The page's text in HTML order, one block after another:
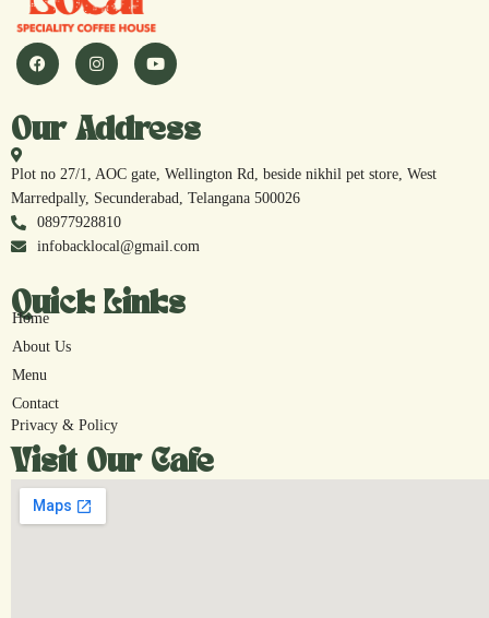
Our Address
Plot no 27/1, AOC gate, Wellington Rd, beside nikhil pet store, West
Marredpally, Secunderabad, Telangana 500026
08977928810
infobacklocal@gmail.com
Quick Links
Home
About Us
Menu
Contact
Privacy & Policy
Visit Our Cafe